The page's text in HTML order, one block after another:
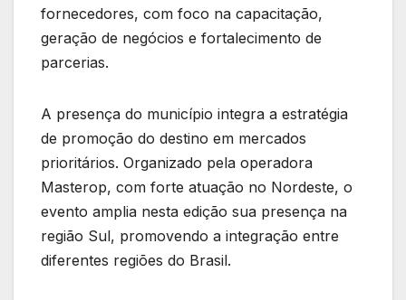
fornecedores, com foco na capacitação,
geração de negócios e fortalecimento de
parcerias.
A presença do município integra a estratégia
de promoção do destino em mercados
prioritários. Organizado pela operadora
Masterop, com forte atuação no Nordeste, o
evento amplia nesta edição sua presença na
região Sul, promovendo a integração entre
diferentes regiões do Brasil.